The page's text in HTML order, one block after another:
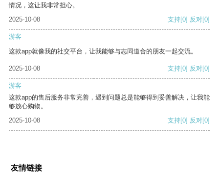
情况，这让我非常担心。
2025-10-08
支持[0] 反对[0]
游客
这款app就像我的社交平台，让我能够与志同道合的朋友一起交流。
2025-10-08 支持[0] 反对[0]
游客
这款app的售后服务非常完善，遇到问题总是能够得到妥善解决，让我能
够放心购物。
2025-10-08
支持[0] 反对[0]
友情链接